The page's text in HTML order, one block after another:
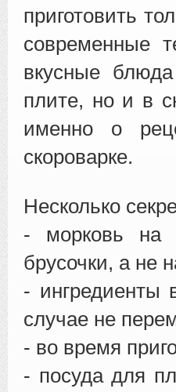
приготовить
современные
вкусные
плите, но и в
именно о
скороварке.
Несколько
- морковь на
брусочки, а не
-
случае не
- во время
- посуда для